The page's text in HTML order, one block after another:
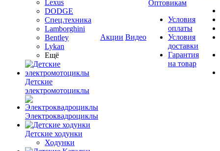
Lexus
DODGE
Спец.техника
Lamborghini
Bentley
Lykan
Ещё
Детские
электромотоциклы
Электроквадроциклы
Детские ходунки
Ходунки
Акции Видео
Оптовикам
Условия
оплаты
Условия
доставки
Гарантия
на товар